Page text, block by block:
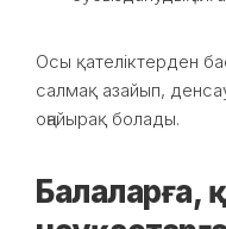
Осы қателіктерден
салмақ азайып,
оңайырақ болады.
Балаларға,